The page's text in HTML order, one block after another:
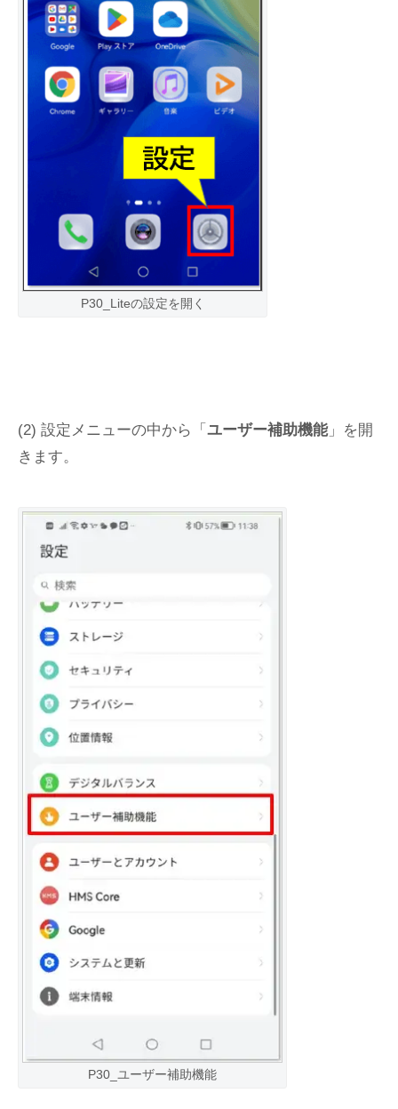
P30_Liteの設定を開く
(2) 設定メニューの中から「 ユーザー補助機能」を開
きます。
P30_ユーザー補助機能